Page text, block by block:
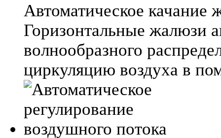
Автоматическое качание
Горизонтальные жалюзи
волнообразного
циркуляцию воздуха в